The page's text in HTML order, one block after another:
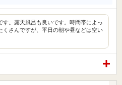
す。露天風呂も良いです。時間帯によっ
くさんですが、平日の朝や昼などは空い